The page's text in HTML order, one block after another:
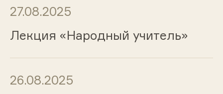
27.08.2025
Лекция «Народный учитель»
26.08.2025